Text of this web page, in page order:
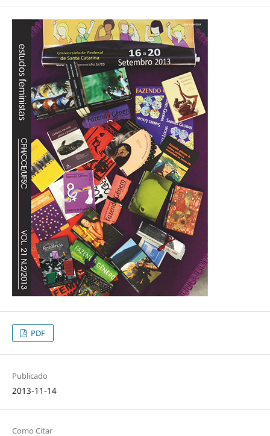
PDF
Publicado
2013-11-14
Como Citar